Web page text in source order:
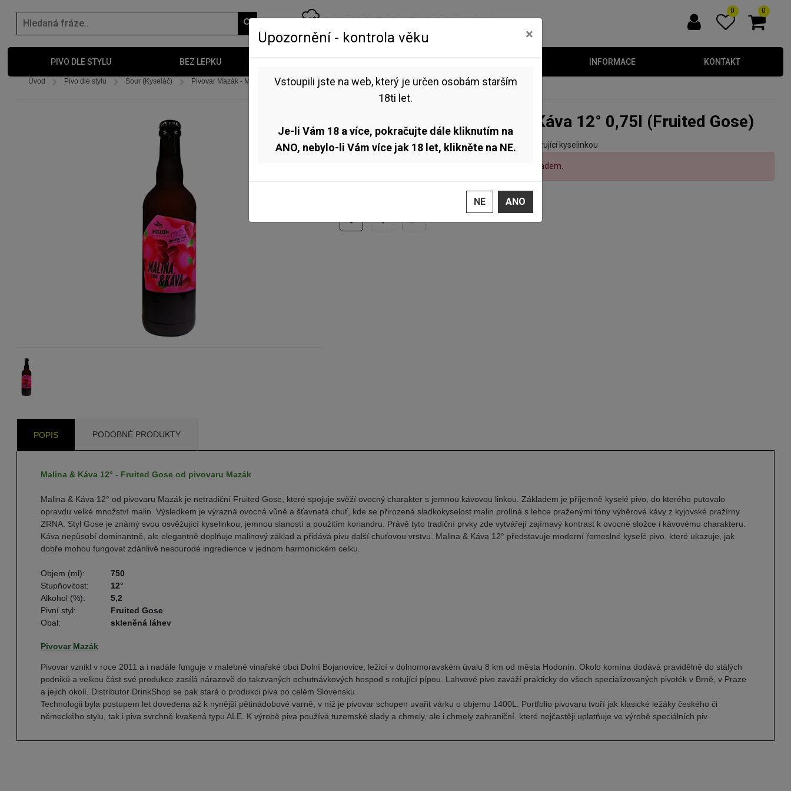
0 0
PIVO DLE STYLU BEZ LEPKU INFORMACE KONTAKT
Úvod Pivo dle stylu Sour (Kyseláč) Pivovar Mazák - Malina & Káva 12° 0,75l (Fruited Gose)
NOVINKA Pivovar Mazák - Malina & Káva 12° 0,75l (Fruited Gose)
Malinové Fruited Gose s jemnou kávovou linkou a osvěžující kyselinkou
, jelikož není skladem.
POPIS PODOBNÉ PRODUKTY
Malina & Káva 12° - Fruited Gose od pivovaru Mazák
Malina & Káva 12° od pivovaru Mazák je netradiční Fruited Gose, které spojuje svěží ovocný charakter s jemnou kávovou linkou. Základem je příjemně kyselé pivo, do kterého putovalo
opravdu velké množství malin. Výsledkem je výrazná ovocná vůně a šťavnatá chuť, kde se přirozená sladkokyselost malin prolíná s lehce praženými tóny výběrové kávy z kyjovské pražírny
ZRNA. Styl Gose je známý svou osvěžující kyselinkou, jemnou slaností a použitím koriandru. Právě tyto tradiční prvky zde vytvářejí zajímavý kontrast k ovocné složce i kávovému charakteru.
Káva nepůsobí dominantně, ale elegantně doplňuje malinový základ a přidává pivu další chuťovou vrstvu. Malina & Káva 12° představuje moderní řemeslné kyselé pivo, které ukazuje, jak
dobře mohou fungovat zdánlivě nesourodé ingredience v jednom harmonickém celku.
Objem (ml):
750
Stupňovitost:
12°
Alkohol (%):
5,2
Pivní styl:
Fruited Gose
Obal:
skleněná láhev
Pivovar Mazák
Pivovar vznikl v roce 2011 a i nadále funguje v malebné vinařské obci Dolní Bojanovice, ležící v dolnomoravském úvalu 8 km od města Hodonín. Okolo komína dodává pravidělně do stálých
podniků a velkou část své produkce zasílá nárazově do takzvaných ochutnávkových hospod s rotující pípou. Lahvové pivo zaváží prakticky do všech specializovaných pivoték v Brně, v Praze
a jejich okolí. Distributor DrinkShop se pak stará o produkci piva po celém Slovensku.
Technologii byla postupem let dovedena až k nynější pětinádobové varně, v níž je pivovar schopen uvařit várku o objemu 1400L. Portfolio pivovaru tvoří jak klasické ležáky českého či
německého stylu, tak i piva svrchně kvašená typu ALE. K výrobě piva používá tuzemské slady a chmely, ale i chmely zahraniční, které nejčastěji uplatňuje ve výrobě speciálních piv.
Upozornění - kontrola věku ×
Vstoupili jste na web, který je určen osobám starším
18ti let.
Je-li Vám 18 a více, pokračujte dále kliknutím na
ANO, nebylo-li Vám více jak 18 let, klikněte na NE.
NE ANO